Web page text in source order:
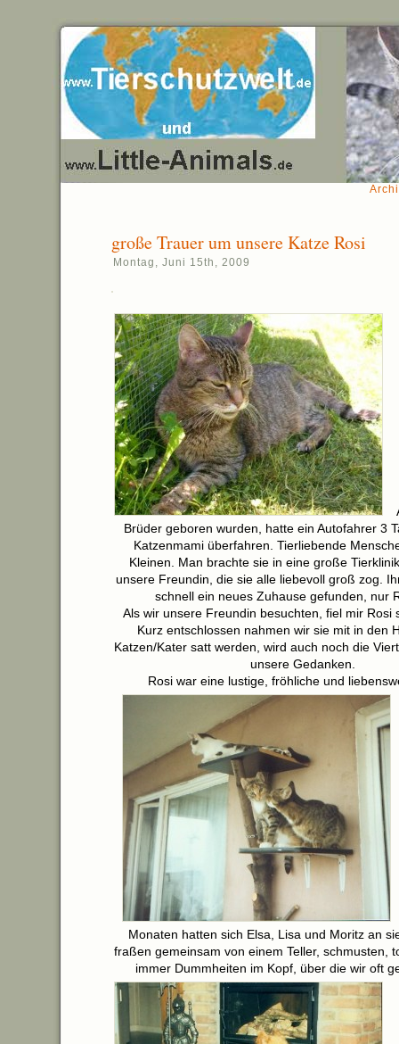
große Trauer um unsere Katze Rosi
Montag, Juni 15th, 2009
Brüder geboren wurden, hatte ein Autofahrer 3
Katzenmami überfahren. Tierliebende
Kleinen. Man brachte sie in eine große
unsere Freundin, die sie alle liebevoll groß zog.
schnell ein neues Zuhause gefunden, nur
Als wir unsere Freundin besuchten, fiel mir Rosi
Kurz entschlossen nahmen wir sie mit in den
Katzen/Kater satt werden, wird auch noch die
unsere Gedanken.
Rosi war eine lustige, fröhliche und
Monaten hatten sich Elsa, Lisa und Moritz an
fraßen gemeinsam von einem Teller, schmusten,
immer Dummheiten im Kopf, über die wir oft